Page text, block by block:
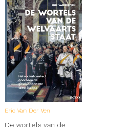
Eric Van Der Ven
De wortels van de